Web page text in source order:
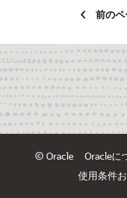
前の
© Oracle Oracleに
使用条件